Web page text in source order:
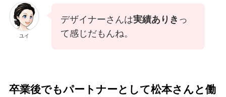
ユイ
デザイナーさんは実績ありき っ
て感じだもんね。
卒業後でもパートナーとして松本さんと働